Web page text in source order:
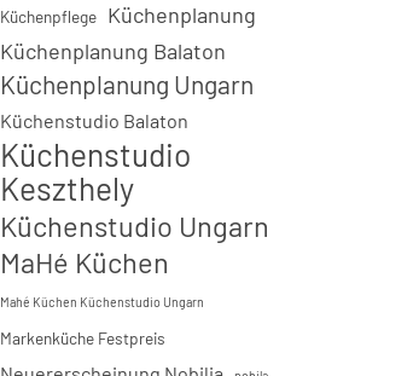
Küchenpflege Küchenplanung
Küchenplanung Balaton
Küchenplanung Ungarn
Küchenstudio Balaton
Küchenstudio
Keszthely
Küchenstudio Ungarn
MaHé Küchen
Mahé Küchen Küchenstudio Ungarn
Markenküche Festpreis